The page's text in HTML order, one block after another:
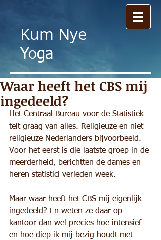
Kum Nye
Yoga
Waar heeft het CBS mij
ingedeeld?
Het Centraal Bureau voor de Statistiek
telt graag van alles. Religieuze en niet-
religieuze Nederlanders bijvoorbeeld.
Voor het eerst is die laatste groep in de
meerderheid, berichtten de dames en
heren statistici verleden week.
Maar waar heeft het CBS míj eigenlijk
ingedeeld? En weten ze daar op
kantoor dan wel precies hoe intensief
en hoe diep ik mij bezig houdt met